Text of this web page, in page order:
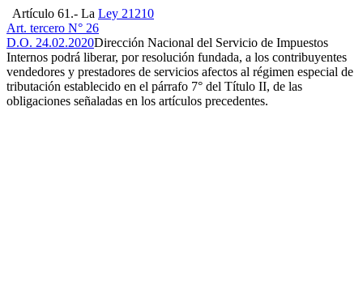
Artículo 61.- La Ley 21210
Art. tercero N° 26
D.O. 24.02.2020Dirección Nacional del Servicio de Impuestos
Internos podrá liberar, por resolución fundada, a los contribuyentes
vendedores y prestadores de servicios afectos al régimen especial de
tributación establecido en el párrafo 7° del Título II, de las
obligaciones señaladas en los artículos precedentes.